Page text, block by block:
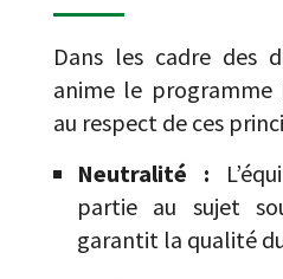
Dans les cadre des
anime le
au respect de ces
Neutralité :
partie au sujet
garantit la qualité